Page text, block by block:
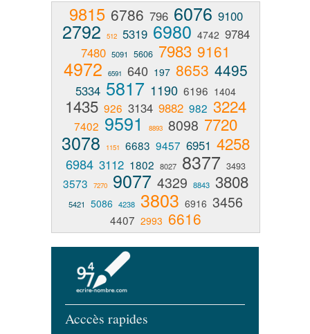
9815 6786 796 6076 9100
2792 512 5319 6980 4742 9784
7480 5091 5606 7983 9161
4972 6591 640 197 8653 4495
5334 5817 1190 6196 1404
1435 926 3134 9882 982 3224
7402 9591 8893 8098 7720
3078 1151 6683 9457 6951 4258
6984 3112 1802 8027 8377 3493
3573 7270 9077 4329 8843 3808
5421 5086 4238 3803 6916 3456
4407 2993 6616
Acccès rapides